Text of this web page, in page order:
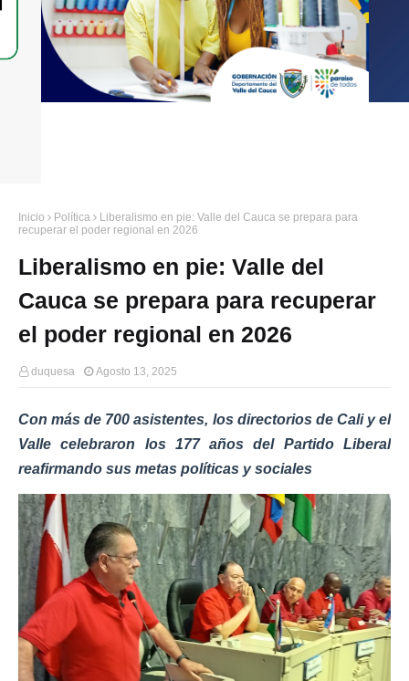
Inicio Política
Liberalismo en pie: Valle del Cauca se prepara para
recuperar el poder regional en 2026
Liberalismo en pie: Valle del
Cauca se prepara para recuperar
el poder regional en 2026
duquesa Agosto 13, 2025
Con más de 700 asistentes, los directorios de Cali y el
Valle celebraron los 177 años del Partido Liberal
reafirmando sus metas políticas y sociales